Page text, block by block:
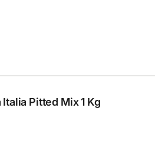
Pitted Mix 1 Kg